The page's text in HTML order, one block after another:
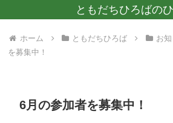
ともだちひろばの
ホーム ともだちひろば お
を募集中！
6月の参加者を募集中！